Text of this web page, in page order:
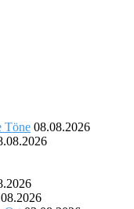
Töne 08.08.2026